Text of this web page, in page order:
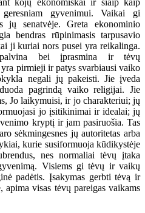
gyvenimui. Vaikai gi
jų senatvėje. Greta ekonominio
bendras rūpinimasis tarpusavio
ji kuriai nors pusei yra reikalinga.
bei įprasmina ir tėvų
pirmieji ir patys svarbiausi vaiko
negali jų pakeisti. Jie įveda
pagrindą vaiko religijai. Jie
Jo laikymuisi, ir jo charakteriui; jų
jo įsitikinimai ir idealai; jų
kryptį ir jam pasiruošia. Tas
sėkmingesnes jų autoritetas arba
kurie susiformuoja kūdikystėje
nes normaliai tėvų įtaka
Visiems gi tėvų ir vaikų
padėtis. Įsakymas gerbti tėvą ir
apima visas tėvų pareigas vaikams